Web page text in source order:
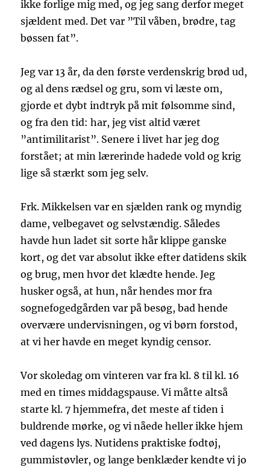
ikke forlige mig med, og jeg sang derfor meget
sjældent med. Det var ”Til våben, brødre, tag
bøssen fat”.
Jeg var 13 år, da den første verdenskrig brød ud,
og al dens rædsel og gru, som vi læste om,
gjorde et dybt indtryk på mit følsomme sind,
og fra den tid: har, jeg vist altid været
”antimilitarist”. Senere i livet har jeg dog
forstået; at min lærerinde hadede vold og krig
lige så stærkt som jeg selv.
Frk. Mikkelsen var en sjælden rank og myndig
dame, velbegavet og selvstændig. Således
havde hun ladet sit sorte hår klippe ganske
kort, og det var absolut ikke efter datidens skik
og brug, men hvor det klædte hende. Jeg
husker også, at hun, når hendes mor fra
sognefogedgården var på besøg, bad hende
overvære undervisningen, og vi børn forstod,
at vi her havde en meget kyndig censor.
Vor skoledag om vinteren var fra kl. 8 til kl. 16
med en times middagspause. Vi måtte altså
starte kl. 7 hjemmefra, det meste af tiden i
buldrende mørke, og vi nåede heller ikke hjem
ved dagens lys. Nutidens praktiske fodtøj,
gummistøvler, og lange benklæder kendte vi jo